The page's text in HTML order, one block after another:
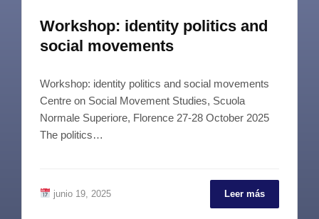
Workshop: identity politics and
social movements
Workshop: identity politics and social movements
Centre on Social Movement Studies, Scuola
Normale Superiore, Florence 27-28 October 2025
The politics…
junio 19, 2025 Leer más